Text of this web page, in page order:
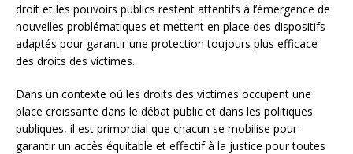
droit et les pouvoirs publics restent attentifs à l’émergence de
nouvelles problématiques et mettent en place des dispositifs
adaptés pour garantir une protection toujours plus efficace
des droits des victimes.
Dans un contexte où les droits des victimes occupent une
place croissante dans le débat public et dans les politiques
publiques, il est primordial que chacun se mobilise pour
garantir un accès équitable et effectif à la justice pour toutes